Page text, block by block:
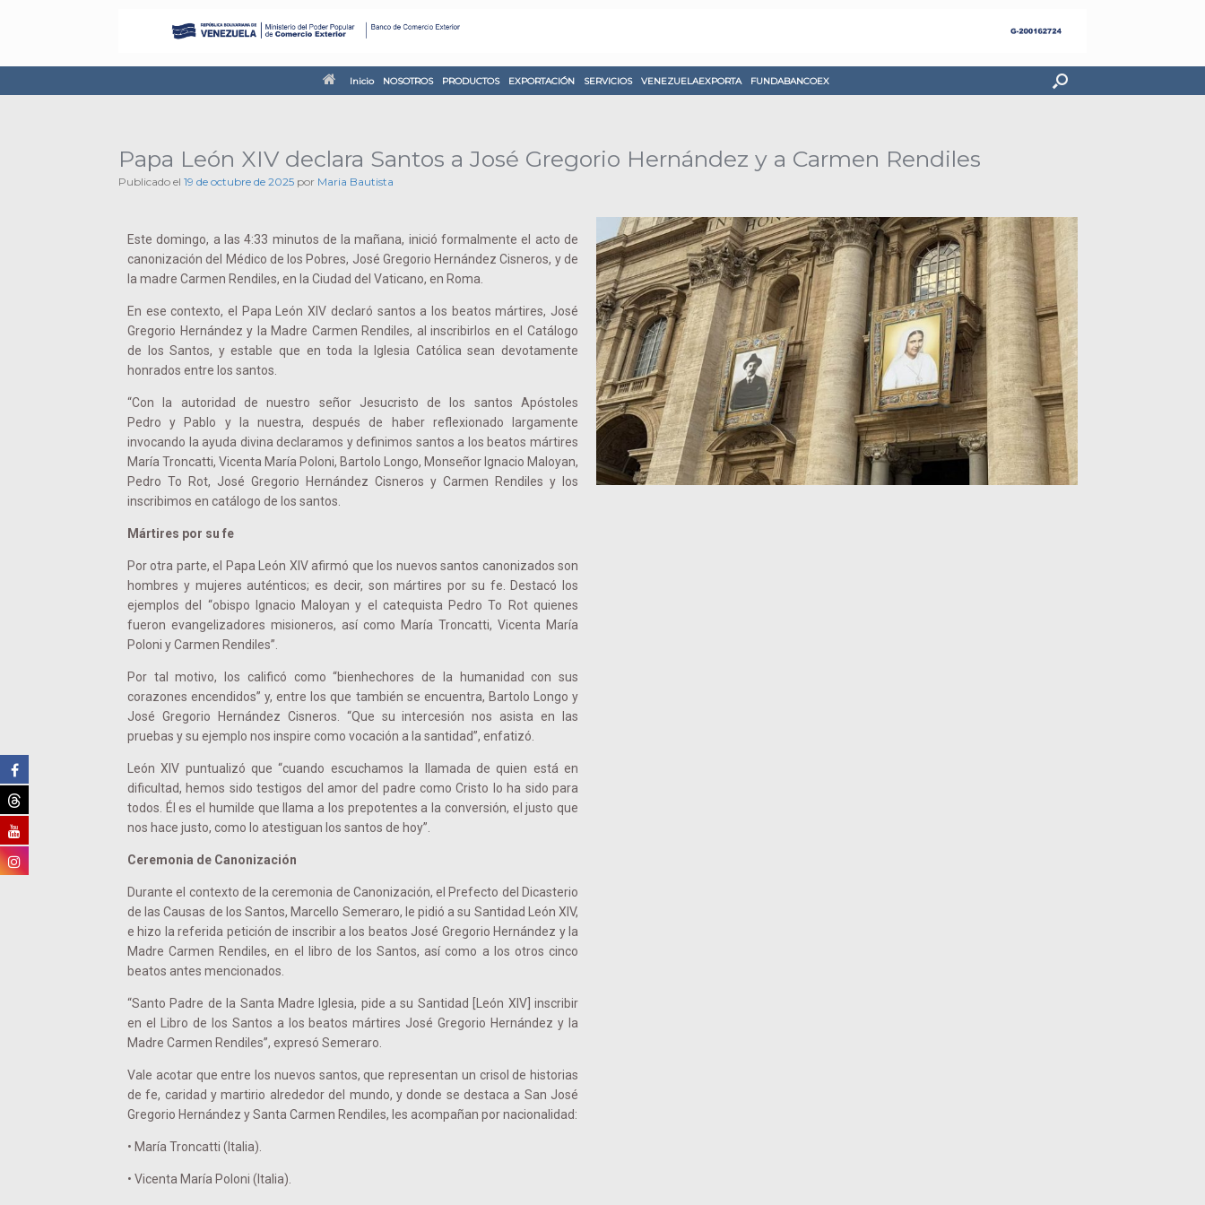
Inicio NOSOTROS PRODUCTOS EXPORTACIÓN SERVICIOS VENEZUELAEXPORTA FUNDABANCOEX
Papa León XIV declara Santos a José Gregorio Hernández y a Carmen Rendiles
Publicado el 19 de octubre de 2025 por Maria Bautista
Este domingo, a las 4:33 minutos de la mañana, inició formalmente el acto de
canonización del Médico de los Pobres, José Gregorio Hernández Cisneros, y de
la madre Carmen Rendiles, en la Ciudad del Vaticano, en Roma.
En ese contexto, el Papa León XIV declaró santos a los beatos mártires, José
Gregorio Hernández y la Madre Carmen Rendiles, al inscribirlos en el Catálogo
de los Santos, y estable que en toda la Iglesia Católica sean devotamente
honrados entre los santos.
“Con la autoridad de nuestro señor Jesucristo de los santos Apóstoles
Pedro y Pablo y la nuestra, después de haber reflexionado largamente
invocando la ayuda divina declaramos y definimos santos a los beatos mártires
María Troncatti, Vicenta María Poloni, Bartolo Longo, Monseñor Ignacio Maloyan,
Pedro To Rot, José Gregorio Hernández Cisneros y Carmen Rendiles y los
inscribimos en catálogo de los santos.
Mártires por su fe
Por otra parte, el Papa León XIV afirmó que los nuevos santos canonizados son
hombres y mujeres auténticos; es decir, son mártires por su fe. Destacó los
ejemplos del “obispo Ignacio Maloyan y el catequista Pedro To Rot quienes
fueron evangelizadores misioneros, así como María Troncatti, Vicenta María
Poloni y Carmen Rendiles”.
Por tal motivo, los calificó como “bienhechores de la humanidad con sus
corazones encendidos” y, entre los que también se encuentra, Bartolo Longo y
José Gregorio Hernández Cisneros. “Que su intercesión nos asista en las
pruebas y su ejemplo nos inspire como vocación a la santidad”, enfatizó.
León XIV puntualizó que “cuando escuchamos la llamada de quien está en
dificultad, hemos sido testigos del amor del padre como Cristo lo ha sido para
todos. Él es el humilde que llama a los prepotentes a la conversión, el justo que
nos hace justo, como lo atestiguan los santos de hoy”.
Ceremonia de Canonización
Durante el contexto de la ceremonia de Canonización, el Prefecto del Dicasterio
de las Causas de los Santos, Marcello Semeraro, le pidió a su Santidad León XIV,
e hizo la referida petición de inscribir a los beatos José Gregorio Hernández y la
Madre Carmen Rendiles, en el libro de los Santos, así como a los otros cinco
beatos antes mencionados.
“Santo Padre de la Santa Madre Iglesia, pide a su Santidad [León XIV] inscribir
en el Libro de los Santos a los beatos mártires José Gregorio Hernández y la
Madre Carmen Rendiles”, expresó Semeraro.
Vale acotar que entre los nuevos santos, que representan un crisol de historias
de fe, caridad y martirio alrededor del mundo, y donde se destaca a San José
Gregorio Hernández y Santa Carmen Rendiles, les acompañan por nacionalidad:
• María Troncatti (Italia).
• Vicenta María Poloni (Italia).